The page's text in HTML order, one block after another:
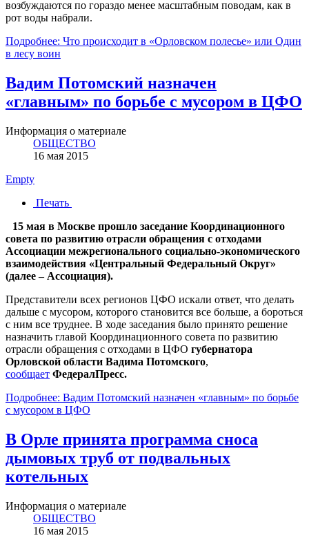
возбуждаются по гораздо менее масштабным поводам, как в
рот воды набрали.
Подробнее: Что происходит в «Орловском полесье» или Один
в лесу воин
Вадим Потомский назначен
«главным» по борьбе с мусором в ЦФО
Информация о материале
ОБЩЕСТВО
16 мая 2015
Empty
Печать
15 мая в Москве прошло заседание Координационного
совета по развитию отрасли обращения с отходами
Ассоциации межрегионального социально-экономического
взаимодействия «Центральный Федеральный Округ»
(далее – Ассоциация).
Представители всех регионов ЦФО искали ответ, что делать
дальше с мусором, которого становится все больше, а бороться
с ним все труднее. В ходе заседания было принято решение
назначить главой Координационного совета по развитию
отрасли обращения с отходами в ЦФО губернатора
Орловской области Вадима Потомского,
сообщает ФедералПресс.
Подробнее: Вадим Потомский назначен «главным» по борьбе
с мусором в ЦФО
В Орле принята программа сноса
дымовых труб от подвальных
котельных
Информация о материале
ОБЩЕСТВО
16 мая 2015